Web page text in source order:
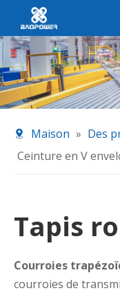
Maison » Des
Ceinture en V
Tapis
Courroies
courroies de